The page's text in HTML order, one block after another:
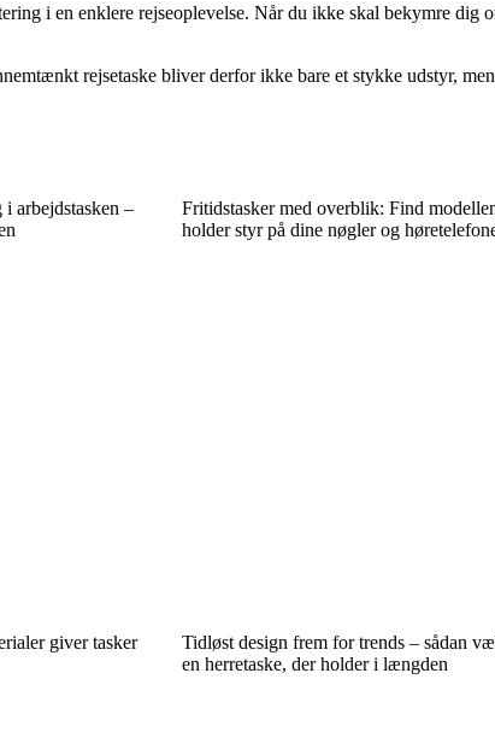
i en enklere rejseoplevelse. Når du ikke skal bekymre dig
rejsetaske bliver derfor ikke bare et stykke udstyr,
arbejdstasken –
Fritidstasker med overblik: Find
holder styr på dine nøgler og
giver tasker
Tidløst design frem for trends – sådan
en herretaske, der holder i længden